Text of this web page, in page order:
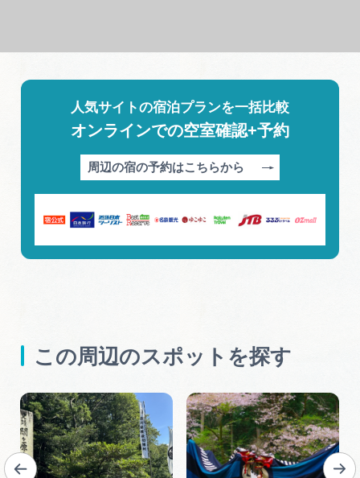
人気サイトの宿泊プランを一括比較
オンラインでの空室確認+予約
周辺の宿の予約はこちらから
この周辺のスポットを探す